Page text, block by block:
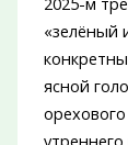
«зелёный
ясной